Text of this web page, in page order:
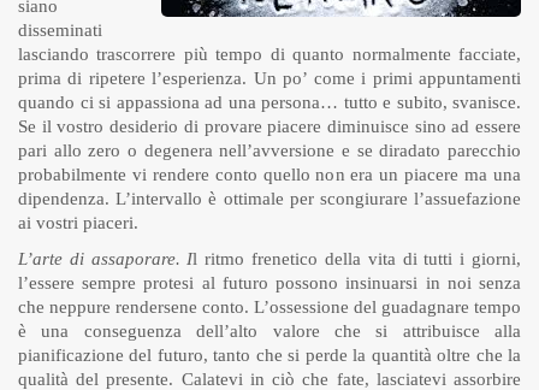
siano
disseminati
lasciando trascorrere più tempo di quanto normalmente facciate,
prima di ripetere l’esperienza. Un po’ come i primi appuntamenti
quando ci si appassiona ad una persona… tutto e subito, svanisce.
Se il vostro desiderio di provare piacere diminuisce sino ad essere
pari allo zero o degenera nell’avversione e se diradato parecchio
probabilmente vi rendere conto quello non era un piacere ma una
dipendenza. L’intervallo è ottimale per scongiurare l’assuefazione
ai vostri piaceri.
L’arte di assaporare. Il ritmo frenetico della vita di tutti i giorni,
l’essere sempre protesi al futuro possono insinuarsi in noi senza
che neppure rendersene conto. L’ossessione del guadagnare tempo
è una conseguenza dell’alto valore che si attribuisce alla
pianificazione del futuro, tanto che si perde la quantità oltre che la
qualità del presente. Calatevi in ciò che fate, lasciatevi assorbire